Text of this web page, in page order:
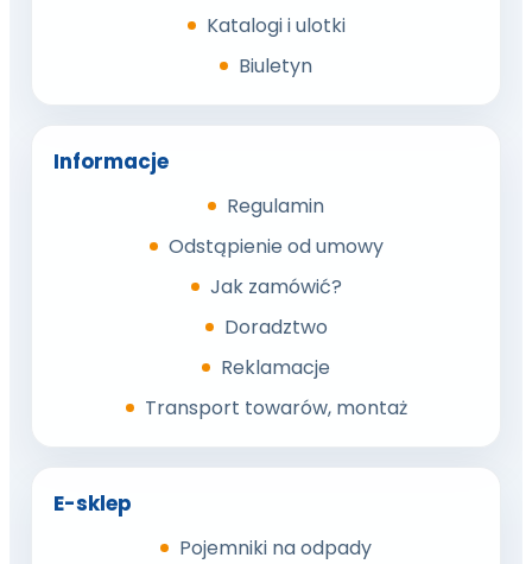
Katalogi i ulotki
Biuletyn
Informacje
Regulamin
Odstąpienie od umowy
Jak zamówić?
Doradztwo
Reklamacje
Transport towarów, montaż
E-sklep
Pojemniki na odpady